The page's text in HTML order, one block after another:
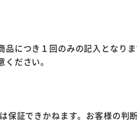
につき１回のみの記入となりま
ださい。
証できかねます。お客様の判